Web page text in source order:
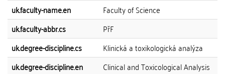
uk.faculty-name.en
Faculty of Science
uk.faculty-abbr.cs
PřF
uk.degree-discipline.cs
Klinická a toxikologická analýza
uk.degree-discipline.en
Clinical and Toxicological Analysis